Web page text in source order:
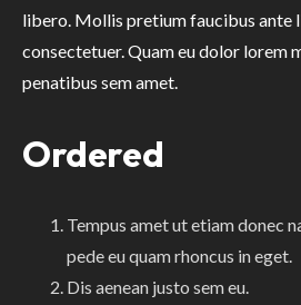
libero. Mollis pretium faucibus ante
consectetuer. Quam eu dolor lorem
penatibus sem amet.
Ordered
Tempus amet ut etiam donec
pede eu quam rhoncus in eget.
Dis aenean justo sem eu.